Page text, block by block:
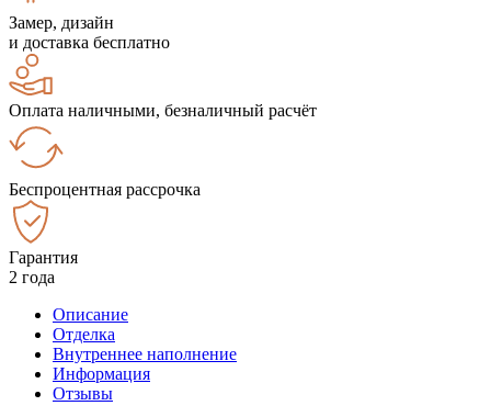
Замер, дизайн
и доставка бесплатно
Оплата наличными, безналичный расчёт
Беспроцентная рассрочка
Гарантия
2 года
Описание
Отделка
Внутреннее наполнение
Информация
Отзывы